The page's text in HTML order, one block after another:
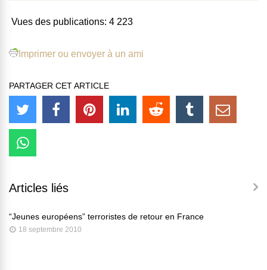
Vues des publications: 4 223
Imprimer ou envoyer à un ami
PARTAGER CET ARTICLE
Articles liés
“Jeunes européens” terroristes de retour en France
18 septembre 2010